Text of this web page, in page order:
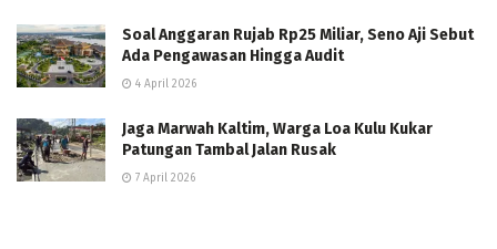
Soal Anggaran Rujab Rp25 Miliar, Seno Aji Sebut
Ada Pengawasan Hingga Audit
4 April 2026
Jaga Marwah Kaltim, Warga Loa Kulu Kukar
Patungan Tambal Jalan Rusak
7 April 2026